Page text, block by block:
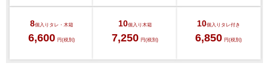
法人の方へ
みそ漬け
8個入り タレ・木箱
6,600 円(税別)
10個入り 木箱
7,250 円(税別)
10個入り タレ付き
6,850 円(税別)